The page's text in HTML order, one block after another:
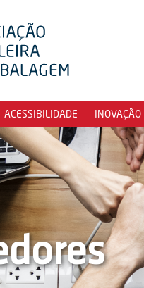
ACESSIBILIDADE INOVAÇÃO